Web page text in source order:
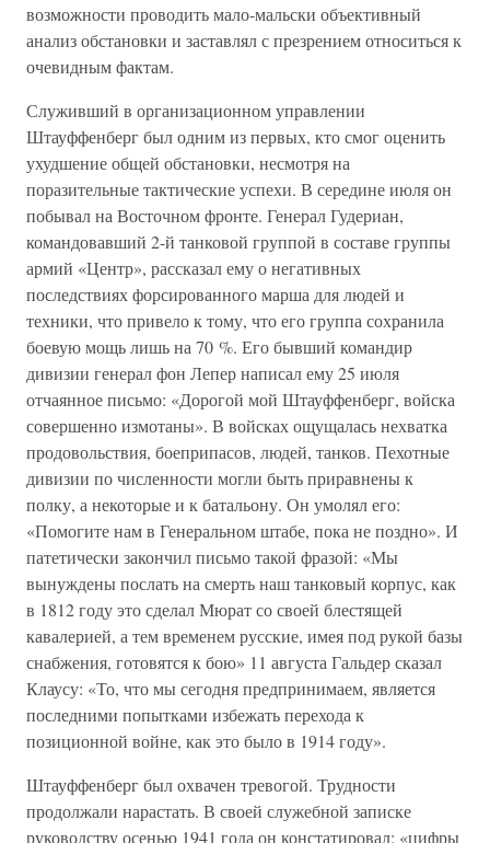
возможности проводить мало-мальски объективный
анализ обстановки и заставлял с презрением относиться к
очевидным фактам.
Служивший в организационном управлении
Штауффенберг был одним из первых, кто смог оценить
ухудшение общей обстановки, несмотря на
поразительные тактические успехи. В середине июля он
побывал на Восточном фронте. Генерал Гудериан,
командовавший 2-й танковой группой в составе группы
армий «Центр», рассказал ему о негативных
последствиях форсированного марша для людей и
техники, что привело к тому, что его группа сохранила
боевую мощь лишь на 70 %. Его бывший командир
дивизии генерал фон Лепер написал ему 25 июля
отчаянное письмо: «Дорогой мой Штауффенберг, войска
совершенно измотаны». В войсках ощущалась нехватка
продовольствия, боеприпасов, людей, танков. Пехотные
дивизии по численности могли быть приравнены к
полку, а некоторые и к батальону. Он умолял его:
«Помогите нам в Генеральном штабе, пока не поздно». И
патетически закончил письмо такой фразой: «Мы
вынуждены послать на смерть наш танковый корпус, как
в 1812 году это сделал Мюрат со своей блестящей
кавалерией, а тем временем русские, имея под рукой базы
снабжения, готовятся к бою» 11 августа Гальдер сказал
Клаусу: «То, что мы сегодня предпринимаем, является
последними попытками избежать перехода к
позиционной войне, как это было в 1914 году».
Штауффенберг был охвачен тревогой. Трудности
продолжали нарастать. В своей служебной записке
руководству осенью 1941 года он констатировал: «цифры